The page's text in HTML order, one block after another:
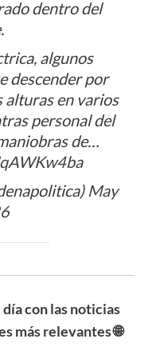
dentro del
algunos
descender por
alturas en varios
personal del
de…
May
con las noticias
más relevantes 🌐